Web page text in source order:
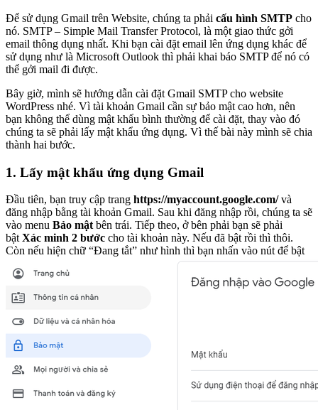
Để sử dụng Gmail trên Website, chúng ta phải cấu hình SMTP cho
nó. SMTP – Simple Mail Transfer Protocol, là một giao thức gởi
email thông dụng nhất. Khi bạn cài đặt email lên ứng dụng khác để
sử dụng như là Microsoft Outlook thì phải khai báo SMTP để nó có
thể gởi mail đi được.
Bây giờ, mình sẽ hướng dẫn cài đặt Gmail SMTP cho website
WordPress nhé. Vì tài khoản Gmail cần sự bảo mật cao hơn, nên
bạn không thể dùng mật khẩu bình thường để cài đặt, thay vào đó
chúng ta sẽ phải lấy mật khẩu ứng dụng. Vì thế bài này mình sẽ chia
thành hai bước.
1. Lấy mật khẩu ứng dụng Gmail
Đầu tiên, bạn truy cập trang https://myaccount.google.com/và
đăng nhập bằng tài khoản Gmail. Sau khi đăng nhập rồi, chúng ta sẽ
vào menu Bảo mậtbên trái. Tiếp theo, ở bên phải bạn sẽ phải
bậtXác minh 2 bước cho tài khoản này. Nếu đã bật rồi thì thôi.
Còn nếu hiện chữ “Đang tắt” như hình thì bạn nhấn vào nút để bật